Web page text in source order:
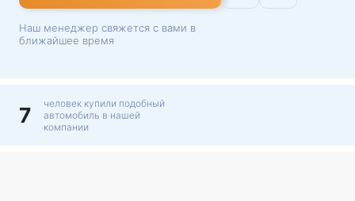
Наш менеджер свяжется с вами в
ближайшее время
7
человек купили подобный
автомобиль в нашей
компании